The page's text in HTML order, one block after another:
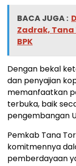
BACA JUGA :
Zadrak, Tana
BPK
Dengan bekal
dan penyajian
memanfaatkan
terbuka, baik
pengembangan
Pemkab Tana
komitmennya
pemberdayaan